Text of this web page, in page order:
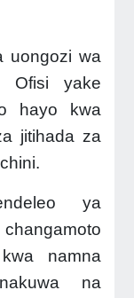
uongozi wa
Ofisi yake
hayo kwa
jitihada za
ya
namna
na